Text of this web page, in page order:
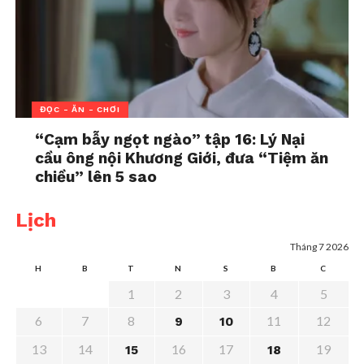
quan về các vấn đề đời sống xã hội đang được công
chúng quan tâm. Câu Chuyện Cuộc Sống còn chia
sẻ những ý kiến phân tích, đánh giá từ các chuyên
gia, những suy ngẫm, trăn trở về các sự kiện, vấn
đề trong xã hội đã, đang và sẽ diễn ra.
Câu Chuyện Cuộc Sống phát sóng vào lúc 19:50 Thứ
Ba, Thứ Năm và Thứ Sáu hàng tuần trên kênh
THVL1.
ĐỌC - ĂN - CHƠI
“Cạm bẫy ngọt ngào” tập 16: Lý Nại
cầu ông nội Khương Giới, đưa “Tiệm ăn
chiều” lên 5 sao
Lịch
Tháng 7 2026
H B T N S B C
1 2 3 4
5
6
7 8 9 10 11
12
13
14 15 16 17 18 19